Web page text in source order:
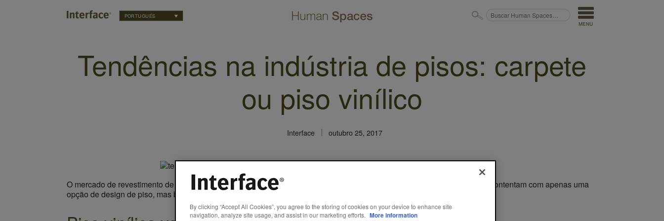
PORTUGUÉS
MENU
Tendências na indústria de pisos: carpete
ou piso vinílico
Interface outubro 25, 2017
O mercado de revestimento de pisos está sendo liderado por espaços hoteleiros, corporativos e residenciais, que não se contentam com apenas uma
opção de design de piso, mas buscam uma maior
integração dos pisos duros e macios
By clicking “Accept All Cookies”, you agree to the storing of cookies on your device to enhance site
navigation, analyze site usage, and assist in our marketing efforts. More information